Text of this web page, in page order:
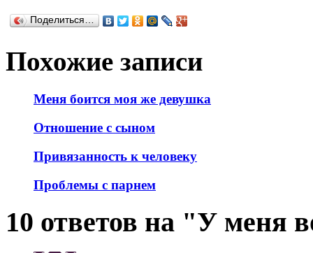
Поделиться…
Похожие записи
Меня боится моя же девушка
Отношение с сыном
Привязанность к человеку
Проблемы с парнем
10 ответов на "У меня